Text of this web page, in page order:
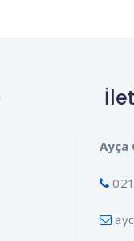
Ayça